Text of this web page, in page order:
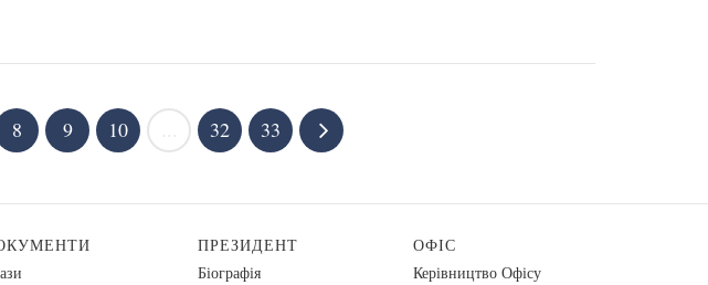
8 9 10 32 33
ПРЕЗИДЕНТ
Біографія
ОФІС
Керівництво Офісу